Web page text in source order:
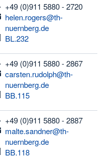
telefon
+49 (0)911 5880 - 2720
email
helen.rogers@th-
nuernberg.de
Raum
BL.232
telefon
+49 (0)911 5880 - 2867
email
carsten.rudolph@th-
nuernberg.de
Raum
BB.115
telefon
+49 (0)911 5880 - 2887
email
malte.sandner@th-
nuernberg.de
Raum
BB.118